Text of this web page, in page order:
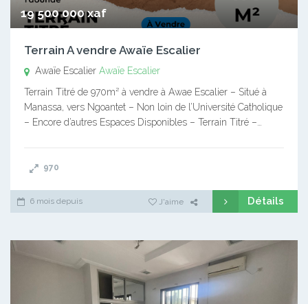
19 500 000 xaf
Terrain A vendre Awaïe Escalier
Awaïe Escalier Awaïe Escalier
Terrain Titré de 970m² à vendre à Awae Escalier – Situé à
Manassa, vers Ngoantet – Non loin de l’Université Catholique
– Encore d’autres Espaces Disponibles – Terrain Titré –…
970
6 mois depuis J'aime Détails